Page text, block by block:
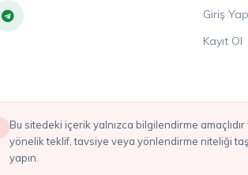
Giriş Yap
Kayıt Ol
Bu sitedeki içerik yalnızca bilgilendirme amaçlıdır ve yatırım tavsiyesi olarak değerlendirilmemelidir. Burada bahsedilen hiçbir şey, herhangi bir kripto varlığı alım satımına
yönelik teklif, tavsiye veya yönlendirme niteliği
yapın.